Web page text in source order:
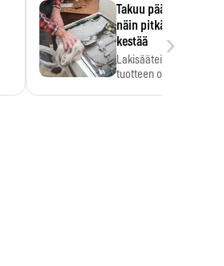
Takuu päättyi,
näin pitkään
kestää
Lakisääteinen
tuotteen oletetun
›